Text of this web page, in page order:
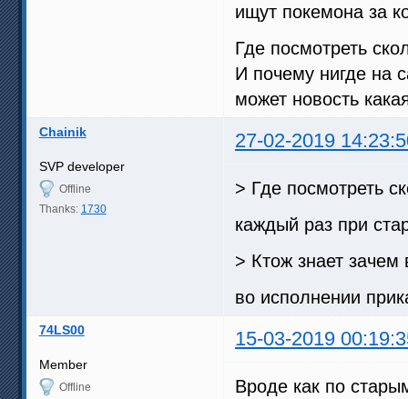
ищут покемона за
Где посмотреть
И почему нигде на
может новость
Chainik 27-02-2019
SVP developer
Offline
Thanks: 1730
> Где посмотреть
каждый раз при
> Ктож знает зачем
во исполнении
74LS00 15-03-2019
Member
Offline
Вроде как по